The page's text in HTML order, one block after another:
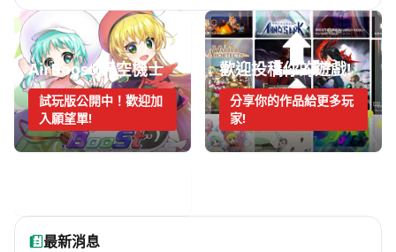
AirBoost:天空機士
試玩版公開中！歡迎加
入願望單!
歡迎投稿你的遊戲!
分享你的作品給更多玩
家!
最新消息